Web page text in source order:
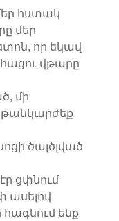
հստակ
մեր
որ եկավ
վթարը
մի
թանկարժեք
ծալծլված
ցփնում
ասելով
ենք